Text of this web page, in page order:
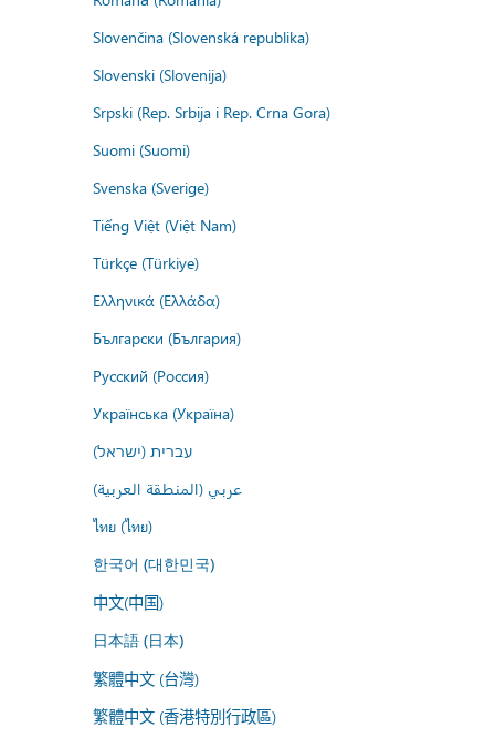
Slovenčina (Slovenská republika)
Slovenski (Slovenija)
Srpski (Rep. Srbija i Rep. Crna Gora)
Suomi (Suomi)
Svenska (Sverige)
Tiếng Việt (Việt Nam)
Türkçe (Türkiye)
Ελληνικά (Ελλάδα)
Български (България)
Русский (Россия)
Українська (Україна)
עברית (ישראל)
عربي (المنطقة العربية)
ไทย (ไทย)
한국어 (대한민국)
中文(中国)
日本語 (日本)
繁體中文 (台灣)
繁體中文 (香港特別行政區)